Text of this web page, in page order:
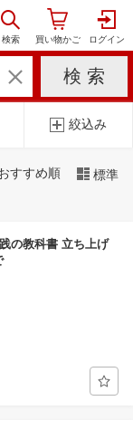
絞込み
すすめ順 標準
の教科書 立ち上げ